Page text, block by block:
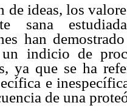
de ideas, los
sana
han
indicio de
ya que se ha
e
de una